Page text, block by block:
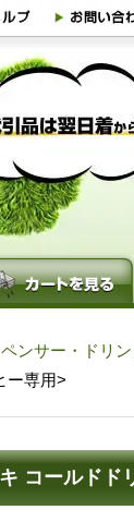
ンサー・ドリ
ー専用>
コールドド